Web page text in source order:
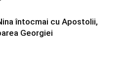
întocmai cu Apostolii,
Georgiei